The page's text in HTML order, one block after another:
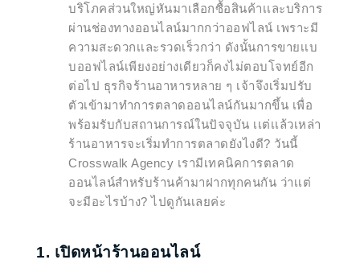
บริโภคส่วนใหญ่หันมาเลือกซื้อสินค้าเเละบริการ
ผ่านช่องทางออนไลน์มากกว่าออฟไลน์ เพราะมี
ความสะดวกเเละรวดเร็วกว่า ดังนั้นการขายเเบ
บออฟไลน์เพียงอย่างเดียวก็คงไม่ตอบโจทย์อีก
ต่อไป ธุรกิจร้านอาหารหลาย ๆ เจ้าจึงเริ่มปรับ
ตัวเข้ามาทำการตลาดออนไลน์กันมากขึ้น เพื่อ
พร้อมรับกับสถานการณ์ในปัจจุบัน เเต่เเล้วเหล่า
ร้านอาหารจะเริ่มทำการตลาดยังไงดี? วันนี้
Crosswalk Agency เรามีเทคนิคการตลาด
ออนไลน์สำหรับร้านค้ามาฝากทุกคนกัน ว่าเเต่
จะมีอะไรบ้าง? ไปดูกันเลยค่ะ
1. เปิดหน้าร้านออนไลน์